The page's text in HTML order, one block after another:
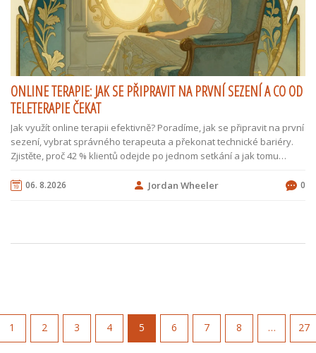
ONLINE TERAPIE: JAK SE PŘIPRAVIT NA PRVNÍ SEZENÍ A CO OD
TELETERAPIE ČEKAT
Jak využít online terapii efektivně? Poradíme, jak se připravit na první
sezení, vybrat správného terapeuta a překonat technické bariéry.
Zjistěte, proč 42 % klientů odejde po jednom setkání a jak tomu
06. 8.2026 Jordan Wheeler 0
1 2 3 4 5 6 7 8 … 27